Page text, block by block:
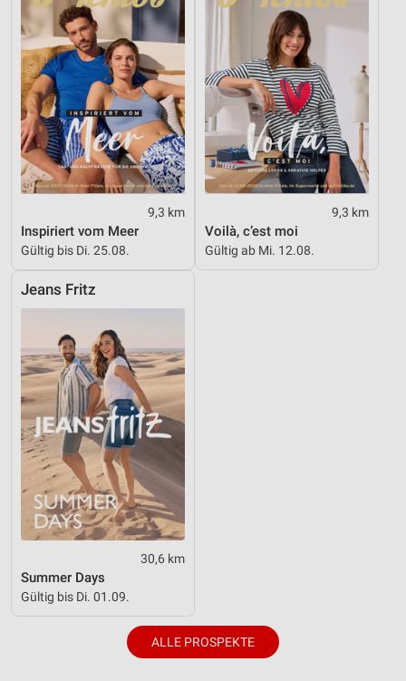
9,3 km
Inspiriert vom Meer
Gültig bis Di. 25.08.
9,3 km
Voilà, c’est moi
Gültig ab Mi. 12.08.
Jeans Fritz
30,6 km
Summer Days
Gültig bis Di. 01.09.
ALLE PROSPEKTE